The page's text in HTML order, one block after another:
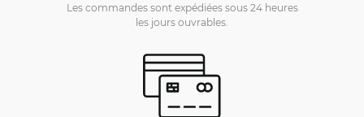
Les commandes sont expédiées sous 24 heures
les jours ouvrables.